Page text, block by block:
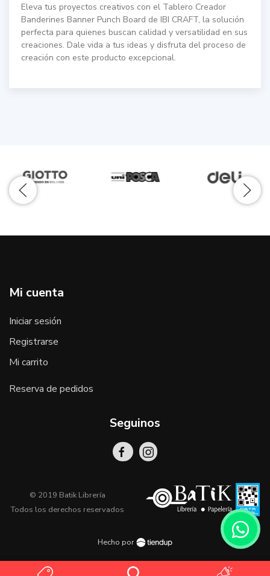
Eleva tus proyectos creativos con el Tablero Creador
Banderines Banner Punch Board de IBI CRAFT, la solución
perfecta para quienes buscan calidad y versatilidad en sus
creaciones. Dale vida a tus ideas y disfruta del proceso de
creación con este producto excepcional.
Mi cuenta
Iniciar sesión
Registrarse
Mi carrito
Reserva de pedidos
Seguinos
© 2019 Batik Librería
Todos los derechos reservados
Hecho por